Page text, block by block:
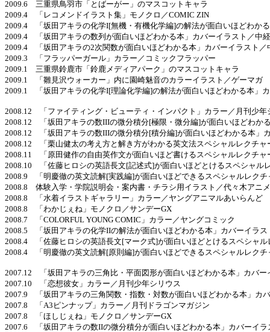
2009.6 三重県鳥羽市「とばーがー」のマスコットキャラ
2009.4 「レコメンドイラスト集」モノクロ／COMIC ZIN
2009.4 「坂田アキラの化学I[無機・有機化学編]の解法が面白いほどわか
2009.4 「坂田アキラの数列が面白いほどわかる本」カバーイラスト／中
2009.4 「坂田アキラの2次関数が面白いほどわかる本」カバーイラスト／
2009.3 「フラッパーガール」カラー／コミックフラッパー
2009.1 三重県鈴鹿市「鈴鹿メディアパーク」のマスコットキャラ
2009.1 「雛見沢ウォーカー」内に園崎魅音のカラーイラスト／ゲーマガ
2009.1 「坂田アキラの化学I[理論化学編]の解法が面白いほどわかる本」
2008.12 「ファイティング・ビューティ・インパクト」カラー／月刊少年
2008.12 「坂田アキラの数IIIの微分積分[極限・微分編]が面白いほどわか
2008.12 「坂田アキラの数IIIの微分積分[積分編]が面白いほどわかる本」
2008.12 「栗山健太の考え方と解き方がわかる英文法スペシャルレクチャ
2008.11 「原田健作の自由英作文が面白いほど書けるスペシャルレクチャ
2008.10 「佐藤ヒロシの英語長文[記述式]が面白いほどとけるスペシャル
2008.9 「明慶徹の英文読解[実践編]が面白いほどできるスペシャルレク
2008.8 体験入学・学院説明会・案内書・チラシ用イラスト／代々木アニ
2008.8 「水着イラストギャラリー」カラー／ヤングアニマルあいらんど
2008.8 「わかじぇね」モノクロ／サンデーGX
2008.7 「COLORFUL YOUNG COMIC」カラー／ヤングコミック
2008.5 「坂田アキラの化学IIの解法が面白いほどわかる本」カバーイラス
2008.4 「佐藤ヒロシの英語長文[マーク式]が面白いほどとけるスペシャ
2008.4 「明慶徹の英文読解[原則編]が面白いほどできるスペシャルレク
2007.12 「坂田アキラの三角比・平面図形が面白いほどわかる本」カバー
2007.10 「恋想彼女」カラー／月刊少年シリウス
2007.9 「坂田アキラの三角関数・指数・対数が面白いほどわかる本」カ
2007.8 「A3ピンナップ」カラー／月刊ドラゴンマガジン
2007.8 「ほしじぇね」モノクロ／サンデーGX
2007.6 「坂田アキラの数IIの微分積分が面白いほどわかる本」カバーイラ